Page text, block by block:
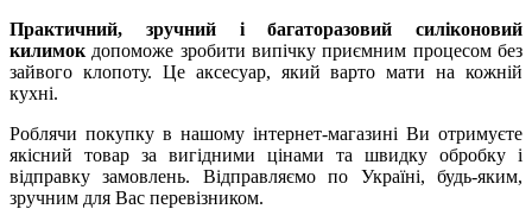
Практичний, зручний і багаторазовий силіконовий
килимок допоможе зробити випічку приємним процесом без
зайвого клопоту. Це аксесуар, який варто мати на кожній
кухні.
Роблячи покупку в нашому інтернет-магазині Ви отримуєте
якісний товар за вигідними цінами та швидку обробку і
відправку замовлень. Відправляємо по Україні, будь-яким,
зручним для Вас перевізником.